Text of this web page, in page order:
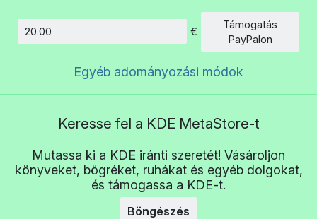
Összeg
€
Támogatás
PayPalon
Egyéb adományozási módok
Keresse fel a KDE MetaStore-t
Mutassa ki a KDE iránti szeretét! Vásároljon
könyveket, bögréket, ruhákat és egyéb dolgokat,
és támogassa a KDE-t.
Böngészés